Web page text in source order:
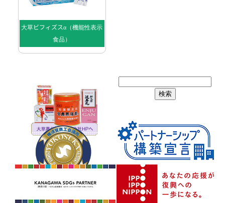
大草ビフィズスα（機能性表示
食品）